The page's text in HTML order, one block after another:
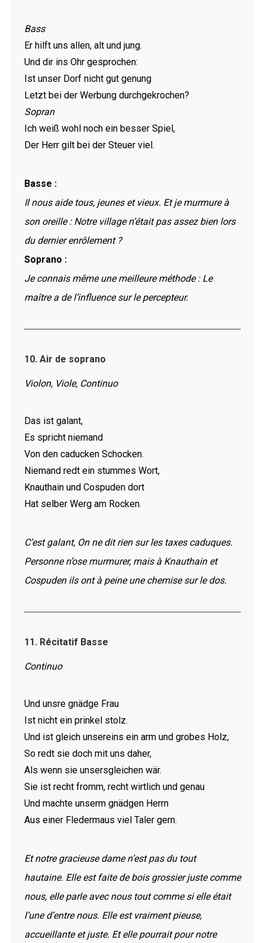
Bass
Er hilft uns allen, alt und jung.
Und dir ins Ohr gesprochen:
Ist unser Dorf nicht gut genung
Letzt bei der Werbung durchgekrochen?
Sopran
Ich weiß wohl noch ein besser Spiel,
Der Herr gilt bei der Steuer viel.
Basse :
Il nous aide tous, jeunes et vieux. Et je murmure à
son oreille : Notre village n’était pas assez bien lors
du dernier enrôlement ?
Soprano :
Je connais même une meilleure méthode : Le
maître a de l’influence sur le percepteur.
10. Air de soprano
Violon, Viole, Continuo
Das ist galant,
Es spricht niemand
Von den caducken Schocken.
Niemand redt ein stummes Wort,
Knauthain und Cospuden dort
Hat selber Werg am Rocken.
C’est galant, On ne dit rien sur les taxes caduques.
Personne n’ose murmurer, mais à Knauthain et
Cospuden ils ont à peine une chemise sur le dos.
11. Récitatif Basse
Continuo
Und unsre gnädge Frau
Ist nicht ein prinkel stolz.
Und ist gleich unsereins ein arm und grobes Holz,
So redt sie doch mit uns daher,
Als wenn sie unsersgleichen wär.
Sie ist recht fromm, recht wirtlich und genau
Und machte unserm gnädgen Herrn
Aus einer Fledermaus viel Taler gern.
Et notre gracieuse dame n’est pas du tout
hautaine. Elle est faite de bois grossier juste comme
nous, elle parle avec nous tout comme si elle était
l’une d’entre nous. Elle est vraiment pieuse,
accueillante et juste. Et elle pourrait pour notre